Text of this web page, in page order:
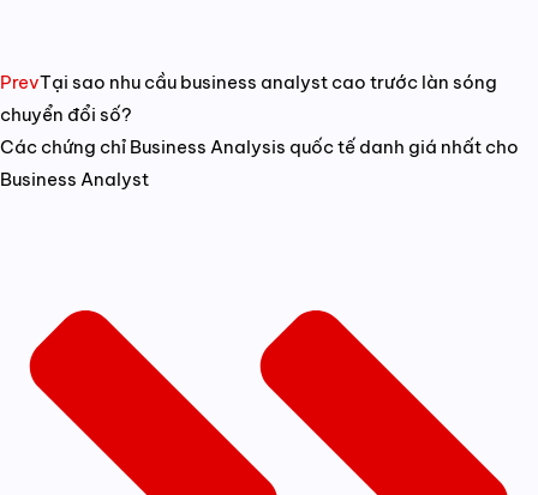
PrevTại sao nhu cầu business analyst cao trước làn sóng
chuyển đổi số?
Các chứng chỉ Business Analysis quốc tế danh giá nhất cho
Business Analyst